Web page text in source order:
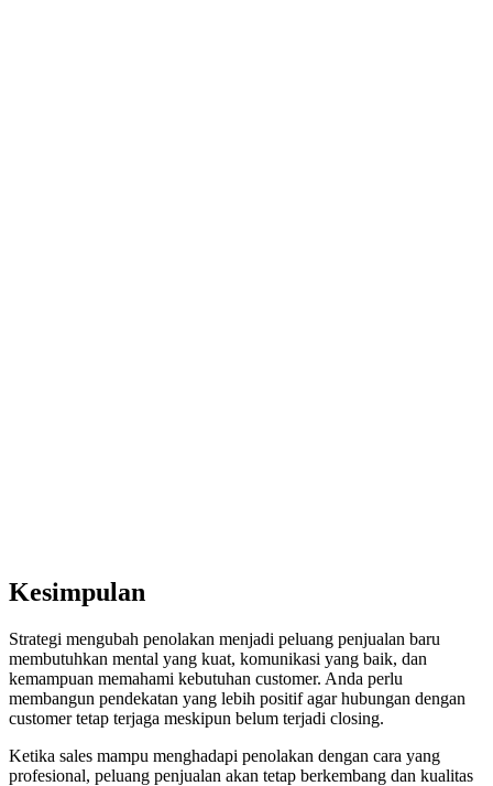
Kesimpulan
Strategi mengubah penolakan menjadi peluang penjualan baru
membutuhkan mental yang kuat, komunikasi yang baik, dan
kemampuan memahami kebutuhan customer. Anda perlu
membangun pendekatan yang lebih positif agar hubungan dengan
customer tetap terjaga meskipun belum terjadi closing.
Ketika sales mampu menghadapi penolakan dengan cara yang
profesional, peluang penjualan akan tetap berkembang dan kualitas